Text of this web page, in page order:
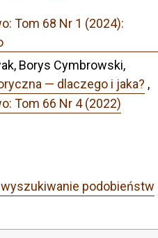
Tom 68 Nr 1 (2024):
Borys Cymbrowski,
— dlaczego i jaka? ,
Tom 66 Nr 4 (2022)
podobieństw